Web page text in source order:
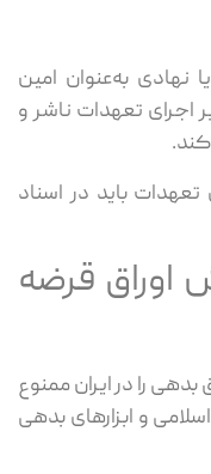
به‌عنوان امین
اجرای تعهدات ناشر و
باید در اسناد
قرضه
را در ایران ممنوع
و ابزارهای بدهی